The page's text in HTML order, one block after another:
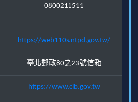
0800211511
https://web110s.ntpd.gov.tw/
臺北郵政80之23號信箱
https://www.cib.gov.tw